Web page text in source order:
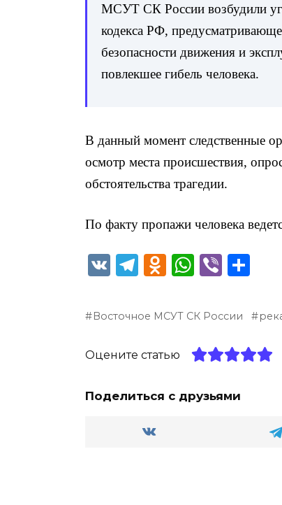
МСУТ СК России возбудили
кодекса РФ,
безопасности движения и
повлекшее гибель человека.
В данный момент следственные
осмотр места происшествия,
обстоятельства трагедии.
По факту пропажи человека
V
T
e
ra
O
n
kl
ss
W
a
A
p
Vi
er п
а
Восточное МСУТ СК России
Оцените статью
Поделиться с друзьями